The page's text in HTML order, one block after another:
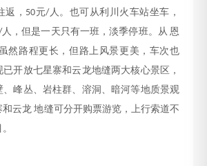
返， 50元/人。也可从利川火车站坐车，
人，但是一天只有一班，淡季停班。从 恩
然路程更长，但路上风景更美，车次也
已开放七星寨和云龙地缝两大核心景区，
、峰丛、岩柱群、溶洞、暗河等地质景观
和云龙 地缝可分开购票游览，上行索道不